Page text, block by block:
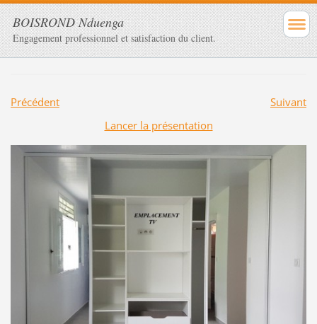
BOISROND Nduenga
Engagement professionnel et satisfaction du client.
Précédent
Suivant
Lancer la présentation